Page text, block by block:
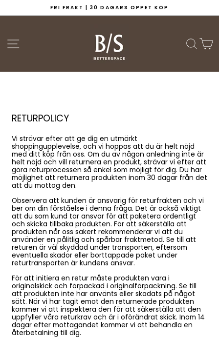
innehållet
Pausa
FRI FRAKT | 30 DAGARS ÖPPET KÖP
WEBBPLATSNAVIGERING SÖK
RETURPOLICY
Vi strävar efter att ge dig en utmärkt
shoppingupplevelse, och vi hoppas att du är helt nöjd
med ditt köp från oss. Om du av någon anledning inte är
helt nöjd och vill returnera en produkt, strävar vi efter att
göra returprocessen så enkel som möjligt för dig. Du har
möjlighet att returnera produkten inom 30 dagar från det
att du mottog den.
Observera att kunden är ansvarig för returfrakten och vi
ber om din förståelse i denna fråga. Det är också viktigt
att du som kund tar ansvar för att paketera ordentligt
och skicka tillbaka produkten. För att säkerställa att
produkten når oss säkert rekommenderar vi att du
använder en pålitlig och spårbar fraktmetod. Se till att
returen är väl skyddad under transporten, eftersom
eventuella skador eller borttappade paket under
returtransporten är kundens ansvar.
För att initiera en retur måste produkten vara i
originalskick och förpackad i originalförpackning. Se till
att produkten inte har använts eller skadats på något
sätt. När vi har tagit emot den returnerade produkten
kommer vi att inspektera den för att säkerställa att den
uppfyller våra returkrav och är i oförändrat skick. Inom 14
dagar efter mottagandet kommer vi att behandla en
återbetalning till dig.